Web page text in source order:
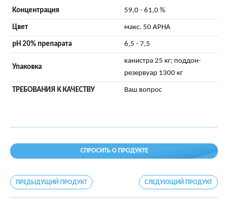
Концентрация 59,0 - 61,0 %
Цвет макс. 50 APHA
pH 20% препарата 6,5 - 7,5
Упаковка
канистра 25 кг; поддон-
резервуар 1300 кг
ТРЕБОВАНИЯ К КАЧЕСТВУ Ваш вопрос
СПРОСИТЬ О ПРОДУКТЕ
ПРЕДЫДУЩИЙ ПРОДУКТ СЛЕДУЮЩИЙ ПРОДУКТ